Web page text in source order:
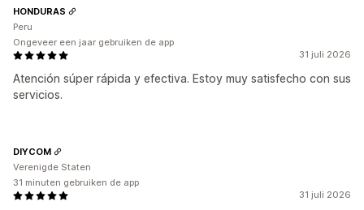
31 juli 2026
Atención súper rápida y efectiva. Estoy muy satisfecho con sus
servicios.
HONDURAS
Peru
Ongeveer een jaar gebruiken de app
31 juli 2026
DIYCOM
Verenigde Staten
31 minuten gebruiken de app